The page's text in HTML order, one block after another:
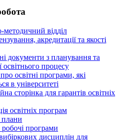
методичний відділ
акредитації та якості
документи з планування та
освітнього процесу
освітні програми, які
в університеті
сторінка для гарантів освітніх
освітніх програм
плани
програми
дисциплін для